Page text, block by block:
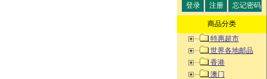
商品分类
特惠超市
世界各地邮品
香港
澳门